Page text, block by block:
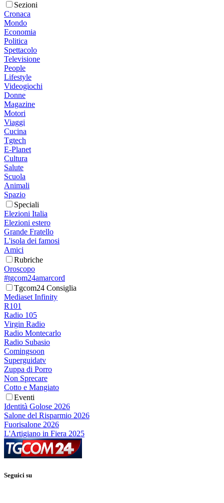
Sezioni
Cronaca
Mondo
Economia
Politica
Spettacolo
Televisione
People
Lifestyle
Videogiochi
Donne
Magazine
Motori
Viaggi
Cucina
Tgtech
E-Planet
Cultura
Salute
Scuola
Animali
Spazio
Speciali
Elezioni Italia
Elezioni estero
Grande Fratello
L'isola dei famosi
Amici
Rubriche
Oroscopo
#tgcom24amarcord
Tgcom24 Consiglia
Mediaset Infinity
R101
Radio 105
Virgin Radio
Radio Montecarlo
Radio Subasio
Comingsoon
Superguidatv
Zuppa di Porro
Non Sprecare
Cotto e Mangiato
Eventi
Identità Golose 2026
Salone del Risparmio 2026
Fuorisalone 2026
L'Artigiano in Fiera 2025
Seguici su